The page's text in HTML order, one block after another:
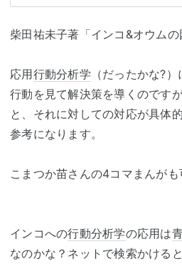
柴田祐未子著「インコ&オウムの
応用行動分析学 （だったかな?
行動を見て解決策を導くのです
と、それに対しての対応が具体
参考になります。
こまつか苗さんの4コマまんがも
インコへの行動分析学の応用は
なのかな？ネットで検索かける